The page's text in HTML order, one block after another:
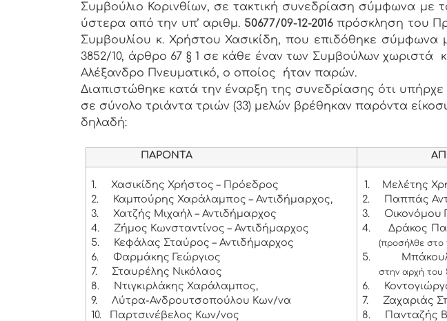
Συμβούλιο Κορινθίων, σε τακτική συνεδρίαση σύμφωνα με
ύστερα από την υπ’ αριθμ. 50677/09-12-2016πρόσκληση του
Συμβουλίου κ. Χρήστου Χασικίδη, που επιδόθηκε σύμφωνα
3852/10, άρθρο 67 § 1 σε κάθε έναν των Συμβούλων χωριστά
Αλέξανδρο Πνευματικό, ο οποίος ήταν παρών.
Διαπιστώθηκε κατά την έναρξη της συνεδρίασης ότι υπήρχε
σε σύνολο τριάντα τριών (33) μελών βρέθηκαν παρόντα
δηλαδή:
ΠΑΡΟΝΤΑ
1.
Χασικίδης Χρήστος – Πρόεδρος
2.
Καμπούρης Χαράλαμπος – Αντιδήμαρχος,
3.
Χατζής Μιχαήλ – Αντιδήμαρχος
4.
Ζήμος Κωνσταντίνος – Αντιδήμαρχος
5.
Κεφάλας Σταύρος – Αντιδήμαρχος
6.
Φαρμάκης Γεώργιος
7.
Σταυρέλης Νικόλαος
8.
Ντιγκιρλάκης Χαράλαμπος,
9.
Λύτρα-Ανδρουτσοπούλου Κων/να
10.
Παρτσινέβελος Κων/νος
1.
Μελέτης
2.
Παππάς
3.
Οικονόμου
4.
Δράκος
(προσήλθε στο
5.
στην αρχή του
6.
7.
Ζαχαριάς
8.
Πανταζής